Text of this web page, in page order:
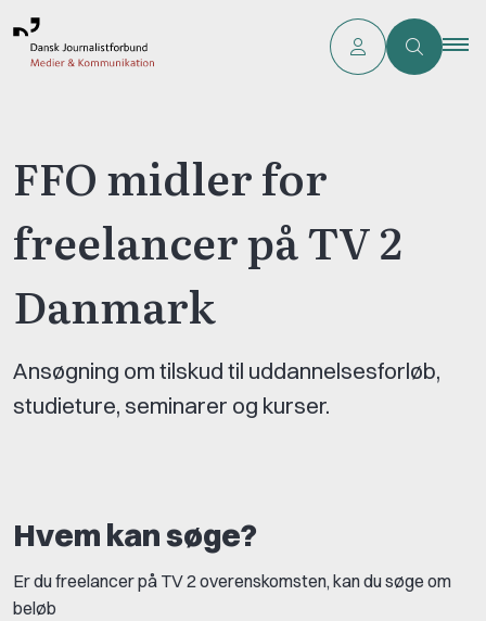
FFO midler for
freelancer på TV 2
Danmark
Ansøgning om tilskud til uddannelsesforløb,
studieture, seminarer og kurser.
Hvem kan søge?
Er du freelancer på TV 2 overenskomsten, kan du søge om
beløb